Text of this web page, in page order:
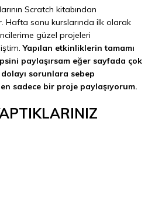
Scratch kitabından
Hafta sonu kurslarında ilk olarak
güzel projeleri
Yapılan etkinliklerin tamamı
paylaşırsam eğer sayfada çok
sorunlara sebep
sadece bir proje paylaşıyorum.